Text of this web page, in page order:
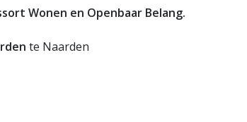
Wonen en Openbaar Belang.
te Naarden